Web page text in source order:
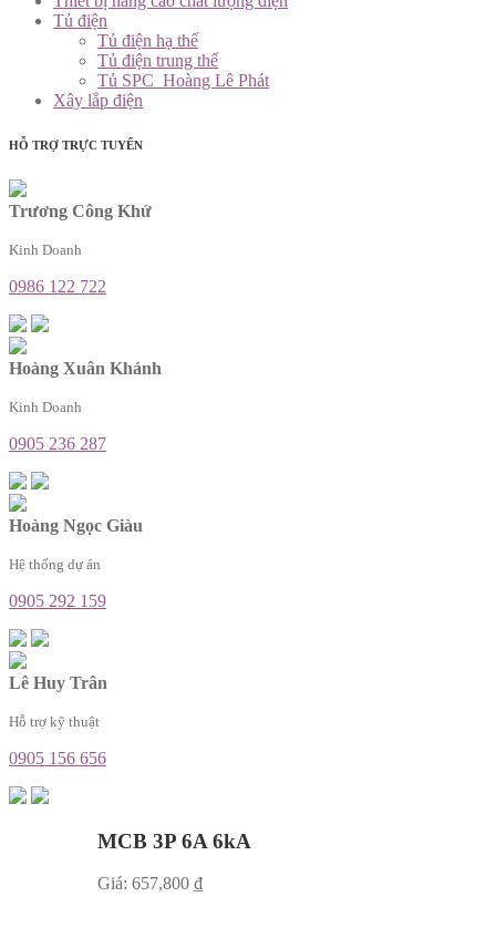
Tủ điện
Tủ điện hạ thế
Tủ điện trung thế
Tủ SPC_Hoàng Lê Phát
Xây lắp điện
HỖ TRỢ TRỰC TUYẾN
Trương Công Khứ
Kinh Doanh
0986 122 722
Hoàng Xuân Khánh
Kinh Doanh
0905 236 287
Hoàng Ngọc Giàu
Hệ thống dự án
0905 292 159
Lê Huy Trân
Hỗ trợ kỹ thuật
0905 156 656
MCB 3P 6A 6kA
Giá: 657,800 ₫